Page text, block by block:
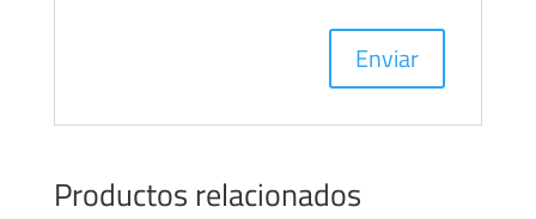
Productos relacionados